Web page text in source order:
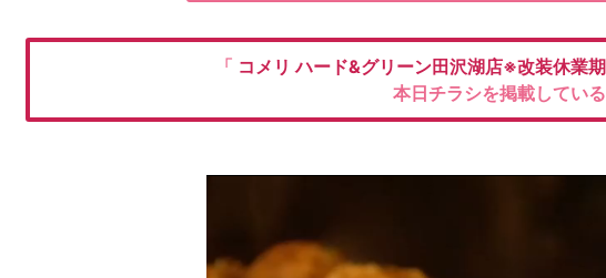
「 コメリハード&グリーン田沢湖店※改装休業
本日チラシを掲載してい